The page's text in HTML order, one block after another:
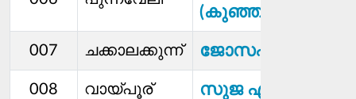
(കുഞ്ഞുസാർ)
007 ചക്കാലക്കുന്ന് ജോസഫ്
008 വായ്പൂര് സുജ എച്ച്